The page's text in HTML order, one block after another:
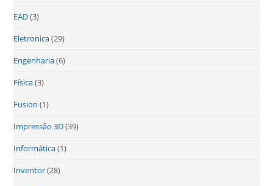
EAD(3)
Eletronica(29)
Engenharia(6)
Física(3)
Fusion (1)
Impressão 3D(39)
Informática(1)
Inventor(28)